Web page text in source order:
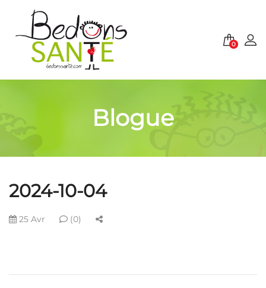
0
Blogue
2024-10-04
25 Avr (0)